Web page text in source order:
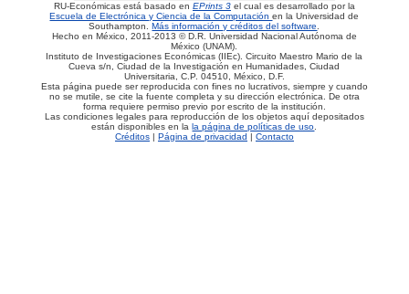
RU-Económicas está basado en EPrints 3 el cual es desarrollado por la
Escuela de Electrónica y Ciencia de la Computaciónen la Universidad de
Southampton.Más información y créditos del software.
Hecho en México, 2011-2013 © D.R. Universidad Nacional Autónoma de
México (UNAM).
Instituto de Investigaciones Económicas (IIEc). Circuito Maestro Mario de la
Cueva s/n, Ciudad de la Investigación en Humanidades, Ciudad
Universitaria, C.P. 04510, México, D.F.
Esta página puede ser reproducida con fines no lucrativos, siempre y cuando
no se mutile, se cite la fuente completa y su dirección electrónica. De otra
forma requiere permiso previo por escrito de la institución.
Las condiciones legales para reproducción de los objetos aquí depositados
están disponibles en lala página de políticas de uso.
Créditos| Página de privacidad | Contacto